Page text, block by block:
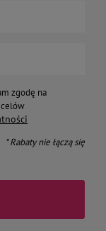
zgodę na
celów
* Rabaty nie łączą się